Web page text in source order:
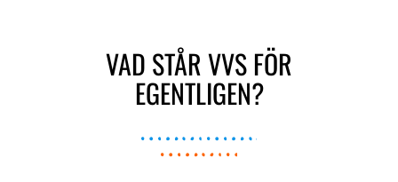
VAD STÅR VVS FÖR
EGENTLIGEN?